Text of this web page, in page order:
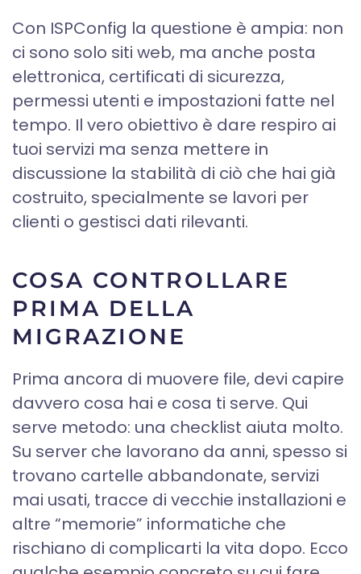
Con ISPConfig la questione è ampia: non
ci sono solo siti web, ma anche posta
elettronica, certificati di sicurezza,
permessi utenti e impostazioni fatte nel
tempo. Il vero obiettivo è dare respiro ai
tuoi servizi ma senza mettere in
discussione la stabilità di ciò che hai già
costruito, specialmente se lavori per
clienti o gestisci dati rilevanti.
COSA CONTROLLARE
PRIMA DELLA
MIGRAZIONE
Prima ancora di muovere file, devi capire
davvero cosa hai e cosa ti serve. Qui
serve metodo: una checklist aiuta molto.
Su server che lavorano da anni, spesso si
trovano cartelle abbandonate, servizi
mai usati, tracce di vecchie installazioni e
altre “memorie” informatiche che
rischiano di complicarti la vita dopo. Ecco